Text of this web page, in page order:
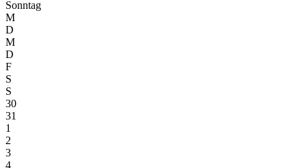
Sonntag
M
D
M
D
F
S
S
30
31
1
2
3
4